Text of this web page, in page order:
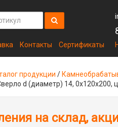
Контакты Сертификаты
продукции /
d (диаметр) 14, 0х120х200,
на склад,